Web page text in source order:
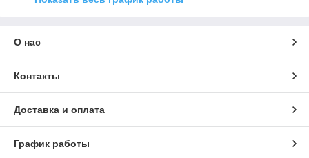
О нас
Контакты
Доставка и оплата
График работы